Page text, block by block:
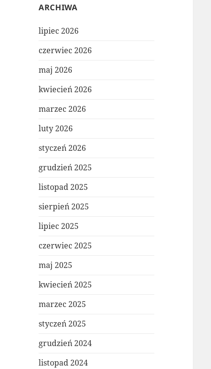
ARCHIWA
lipiec 2026
czerwiec 2026
maj 2026
kwiecień 2026
marzec 2026
luty 2026
styczeń 2026
grudzień 2025
listopad 2025
sierpień 2025
lipiec 2025
czerwiec 2025
maj 2025
kwiecień 2025
marzec 2025
styczeń 2025
grudzień 2024
listopad 2024